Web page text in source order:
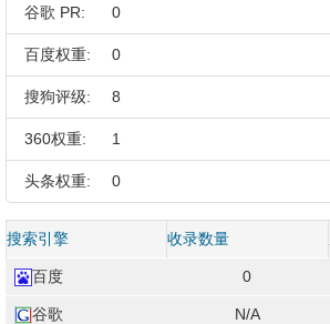
谷歌 PR: 0
百度权重: 0
搜狗评级: 8
360权重: 1
头条权重: 0
搜索引擎 收录数量
百度 0
谷歌 N/A